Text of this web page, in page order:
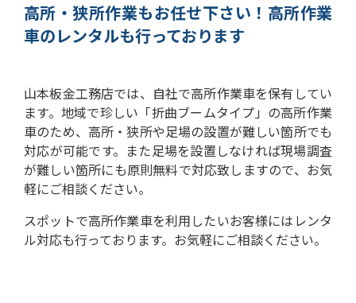
高所・狭所作業もお任せ下さい！ 高所作業
車のレンタルも行っております
山本板金工務店では、自社で高所作業車を保有してい
ます。 地域で珍しい「折曲ブームタイプ」の高所作業
車のため、高所・狭所や足場の設置が難しい箇所でも
対応が可能です。 また足場を設置しなければ現場調査
が難しい箇所にも原則無料で対応致しますので、お気
軽にご相談ください。
スポットで高所作業車を利用したいお客様にはレンタ
ル対応も行っております。お気軽にご相談ください。